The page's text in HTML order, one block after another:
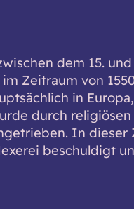
dem 15. und
Zeitraum von
in
durch religiösen
In dieser
beschuldigt